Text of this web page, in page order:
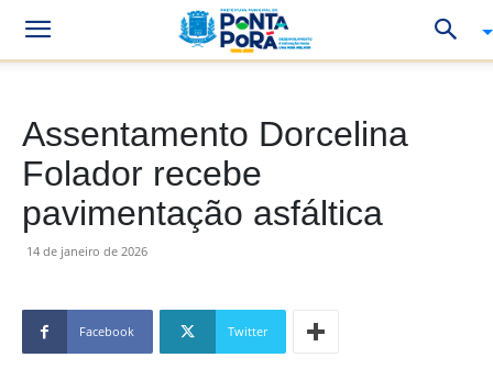
Assentamento Dorcelina
Folador recebe
pavimentação asfáltica
14 de janeiro de 2026
Facebook Twitter